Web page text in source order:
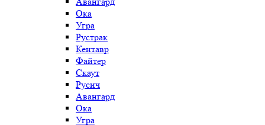
Ока
Угра
Рустрак
Кентавр
Файтер
Скаут
Русич
Авангард
Ока
Угра